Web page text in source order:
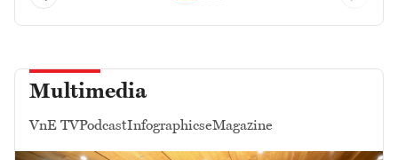
Multimedia
VnE TVPodcastInfographicseMagazine